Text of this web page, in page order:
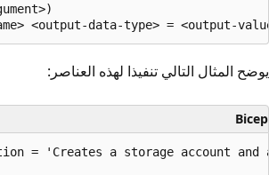
يوضح المثال التالي تنفيذا لهذه العناصر:
Bicep
= 'Creates a storage account and